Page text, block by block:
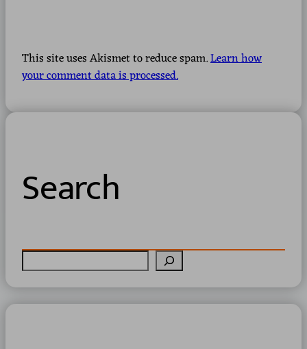
This site uses Akismet to reduce spam.Learn how
your comment data is processed.
Search
S
e
a
r